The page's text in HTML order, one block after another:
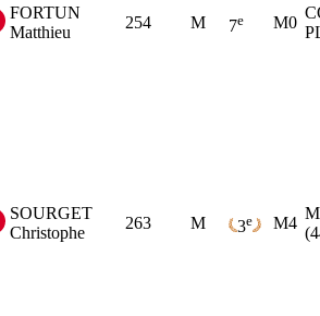
FORTUN
Matthieu
254 M 7e M0
SOURGET
Christophe
263 M 3e M4